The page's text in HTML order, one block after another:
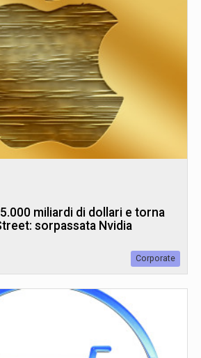
miliardi di dollari e torna
sorpassata Nvidia
Corporate